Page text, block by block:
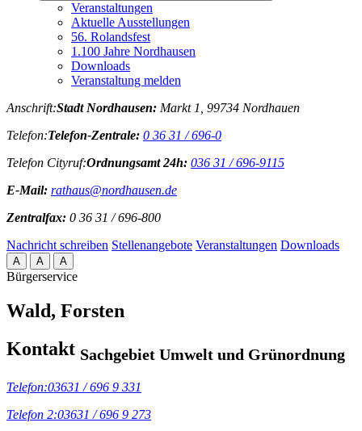
Veranstaltungen
Aktuelle Ausstellungen
56. Rolandsfest
1.100 Jahre Nordhausen
Downloads
Veranstaltung melden
Anschrift:Stadt Nordhausen: Markt 1, 99734 Nordhauen
Telefon:Telefon-Zentrale: 0 36 31 / 696-0
Telefon Cityruf:Ordnungsamt 24h: 036 31 / 696-9115
E-Mail: rathaus@nordhausen.de
Zentralfax: 0 36 31 / 696-800
Nachricht schreiben Stellenangebote Veranstaltungen Downloads
A A A
Bürgerservice
Wald, Forsten
Kontakt Sachgebiet Umwelt und Grünordnung
Telefon:03631 / 696 9 331
Telefon 2:03631 / 696 9 273